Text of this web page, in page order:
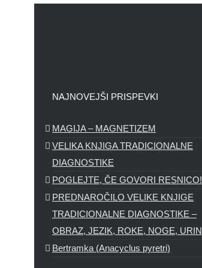
NAJNOVEJŠI PRISPEVKI
MAGIJA – MAGNETIZEM
VELIKA KNJIGA TRADICIONALNE
DIAGNOSTIKE
POGLEJTE, ČE GOVORI RESNICO!
PREDNAROČILO VELIKE KNJIGE
TRADICIONALNE DIAGNOSTIKE –
OBRAZ, JEZIK, ROKE, NOGE, URIN
Bertramka (Anacyclus pyretri)